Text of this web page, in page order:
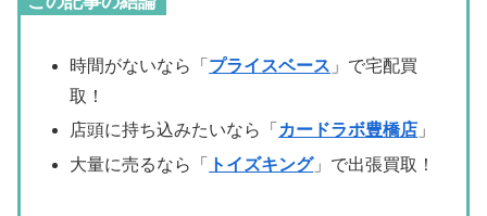
時間がないなら「 プライスベース 」で宅配買
取！
店頭に持ち込みたいなら「 カードラボ豊橋店 」
大量に売るなら「
トイズキング」で出張買取！